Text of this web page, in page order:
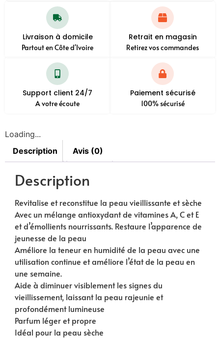
Livraison à domicile
Partout en Côte d'Ivoire
Retrait en magasin
Retirez vos commandes
Support client 24/7
A votre écoute
Paiement sécurisé
100% sécurisé
Loading...
Description
Avis (0)
Description
Revitalise et reconstitue la peau vieillissante et sèche
Avec un mélange antioxydant de vitamines A, C et E
et d’émollients nourrissants. Restaure l’apparence de
jeunesse de la peau
Améliore la teneur en humidité de la peau avec une
utilisation continue et améliore l’état de la peau en
une semaine.
Aide à diminuer visiblement les signes du
vieillissement, laissant la peau rajeunie et
profondément lumineuse
Parfum léger et propre
Idéal pour la peau sèche